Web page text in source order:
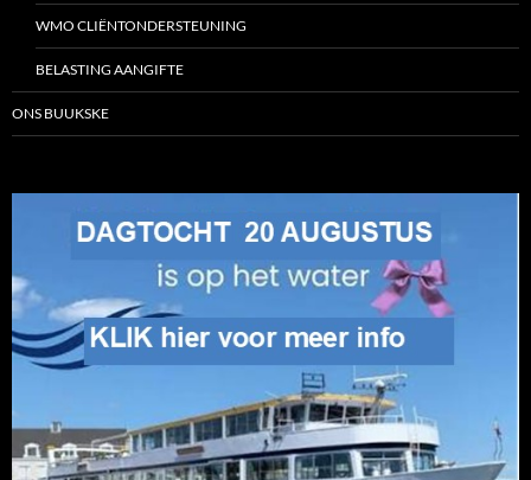
WMO CLIËNTONDERSTEUNING
BELASTING AANGIFTE
ONS BUUKSKE